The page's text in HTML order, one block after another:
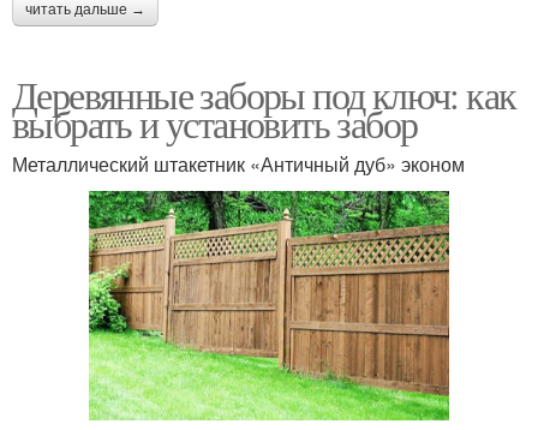
читать дальше →
Деревянные заборы под ключ: как
выбрать и установить забор
Металлический штакетник «Античный дуб» эконом